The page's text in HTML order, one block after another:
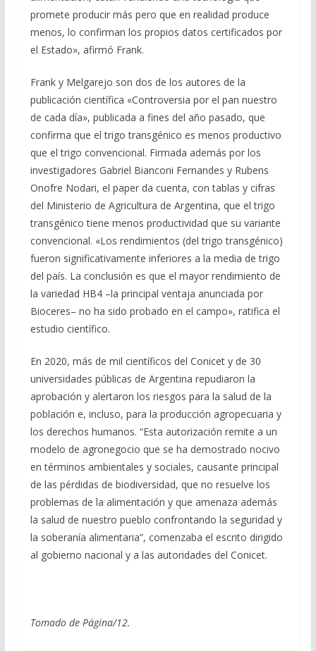
promete producir más pero que en realidad produce
menos, lo confirman los propios datos certificados por
el Estado», afirmó Frank.
Frank y Melgarejo son dos de los autores de la
publicación científica «Controversia por el pan nuestro
de cada día», publicada a fines del año pasado, que
confirma que el trigo transgénico es menos productivo
que el trigo convencional. Firmada además por los
investigadores Gabriel Bianconi Fernandes y Rubens
Onofre Nodari, el paper da cuenta, con tablas y cifras
del Ministerio de Agricultura de Argentina, que el trigo
transgénico tiene menos productividad que su variante
convencional. «Los rendimientos (del trigo transgénico)
fueron significativamente inferiores a la media de trigo
del país. La conclusión es que el mayor rendimiento de
la variedad HB4 –la principal ventaja anunciada por
Bioceres– no ha sido probado en el campo», ratifica el
estudio científico.
En 2020, más de mil científicos del Conicet y de 30
universidades públicas de Argentina repudiaron la
aprobación y alertaron los riesgos para la salud de la
población e, incluso, para la producción agropecuaria y
los derechos humanos. “Esta autorización remite a un
modelo de agronegocio que se ha demostrado nocivo
en términos ambientales y sociales, causante principal
de las pérdidas de biodiversidad, que no resuelve los
problemas de la alimentación y que amenaza además
la salud de nuestro pueblo confrontando la seguridad y
la soberanía alimentaria”, comenzaba el escrito dirigido
al gobierno nacional y a las autoridades del Conicet.
Tomado de Página/12.